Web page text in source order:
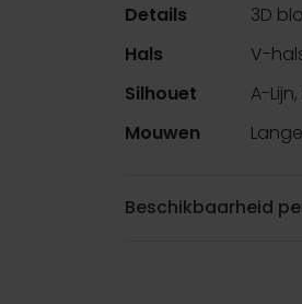
Details
3D
Hals
V-
Silhouet
A-
Mouwen
Beschikbaarheid